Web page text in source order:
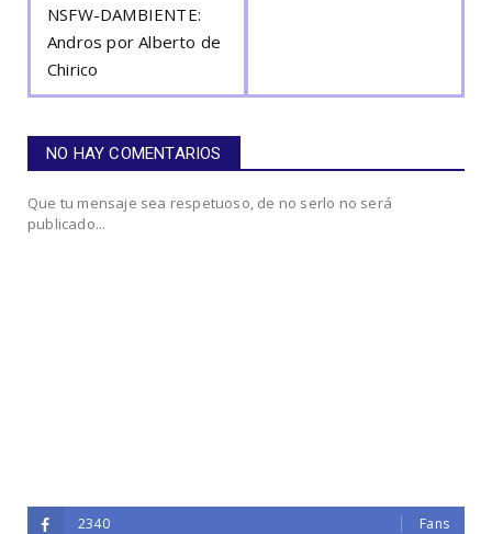
NSFW-DAMBIENTE:
Andros por Alberto de
Chirico
NO HAY COMENTARIOS
Que tu mensaje sea respetuoso, de no serlo no será
publicado...
2340 Fans